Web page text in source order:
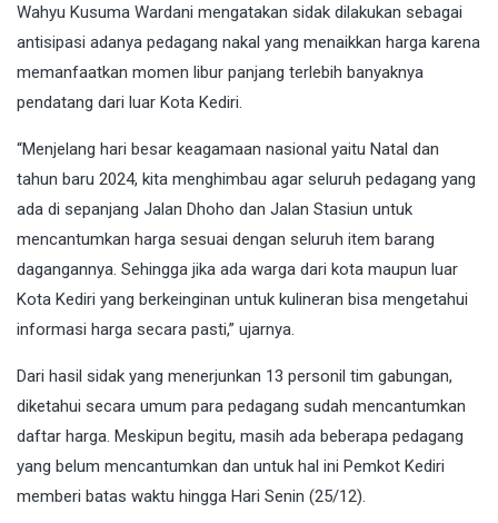
Wahyu Kusuma Wardani mengatakan sidak dilakukan sebagai
antisipasi adanya pedagang nakal yang menaikkan harga karena
memanfaatkan momen libur panjang terlebih banyaknya
pendatang dari luar Kota Kediri.
“Menjelang hari besar keagamaan nasional yaitu Natal dan
tahun baru 2024, kita menghimbau agar seluruh pedagang yang
ada di sepanjang Jalan Dhoho dan Jalan Stasiun untuk
mencantumkan harga sesuai dengan seluruh item barang
dagangannya. Sehingga jika ada warga dari kota maupun luar
Kota Kediri yang berkeinginan untuk kulineran bisa mengetahui
informasi harga secara pasti,” ujarnya.
Dari hasil sidak yang menerjunkan 13 personil tim gabungan,
diketahui secara umum para pedagang sudah mencantumkan
daftar harga. Meskipun begitu, masih ada beberapa pedagang
yang belum mencantumkan dan untuk hal ini Pemkot Kediri
memberi batas waktu hingga Hari Senin (25/12).